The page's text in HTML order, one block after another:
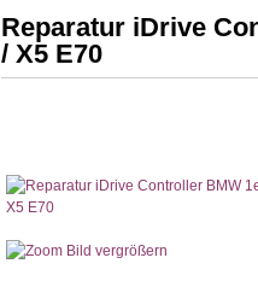
Reparatur iDrive
/ X5 E70
Bild vergrößern